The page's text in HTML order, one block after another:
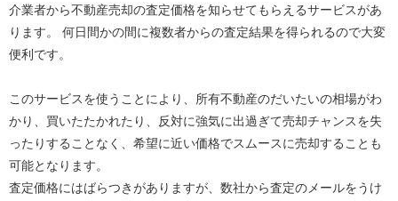
介業者から不動産売却の査定価格を知らせてもらえるサービスがあ
ります。 何日間かの間に複数者からの査定結果を得られるので大変
便利です。
このサービスを使うことにより、所有不動産のだいたいの相場がわ
かり、買いたたかれたり、反対に強気に出過ぎて売却チャンスを失
ったりすることなく、希望に近い価格でスムースに売却することも
可能となります。
査定価格にはばらつきがありますが、数社から査定のメールをうけ